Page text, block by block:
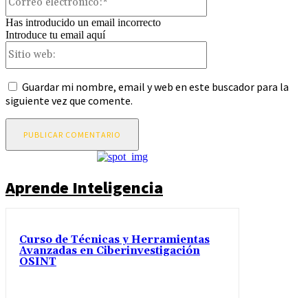
Has introducido un email incorrecto
Introduce tu email aquí
Guardar mi nombre, email y web en este buscador para la
siguiente vez que comente.
Aprende Inteligencia
Curso de Técnicas y Herramientas
Avanzadas en Ciberinvestigación
OSINT